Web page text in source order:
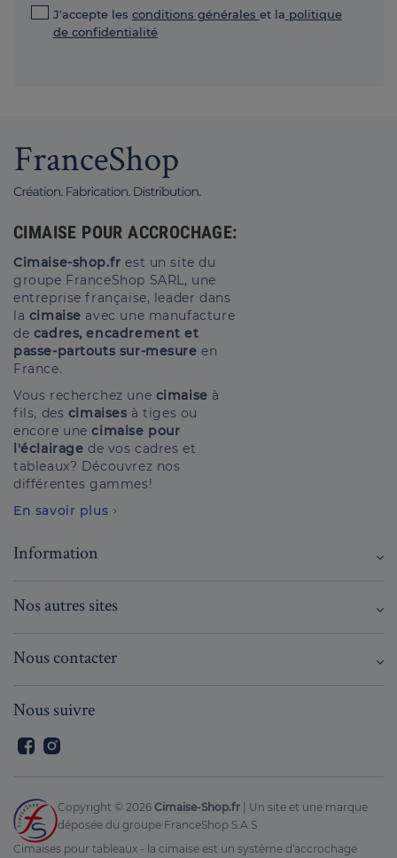
J'accepte les conditions générales et la politique
de confidentialité
CIMAISE POUR ACCROCHAGE:
Cimaise-shop.fr est un site du
groupe FranceShop SARL, une
entreprise française, leader dans
la cimaise avec une manufacture
de cadres, encadrement et
passe-partouts sur-mesure en
France.
Vous recherchez une cimaise à
fils, des cimaises à tiges ou
encore unecimaise pour
l'éclairage de vos cadres et
tableaux? Découvrez nos
différentes gammes!
En savoir plus
Information
Nos autres sites
Nous contacter
Nous suivre
Facebook
Copyright © 2026 Cimaise-Shop.fr | Un site et une marque
déposée du groupe FranceShop S.A.S
Cimaises pour tableaux - la cimaise est un système d'accrochage